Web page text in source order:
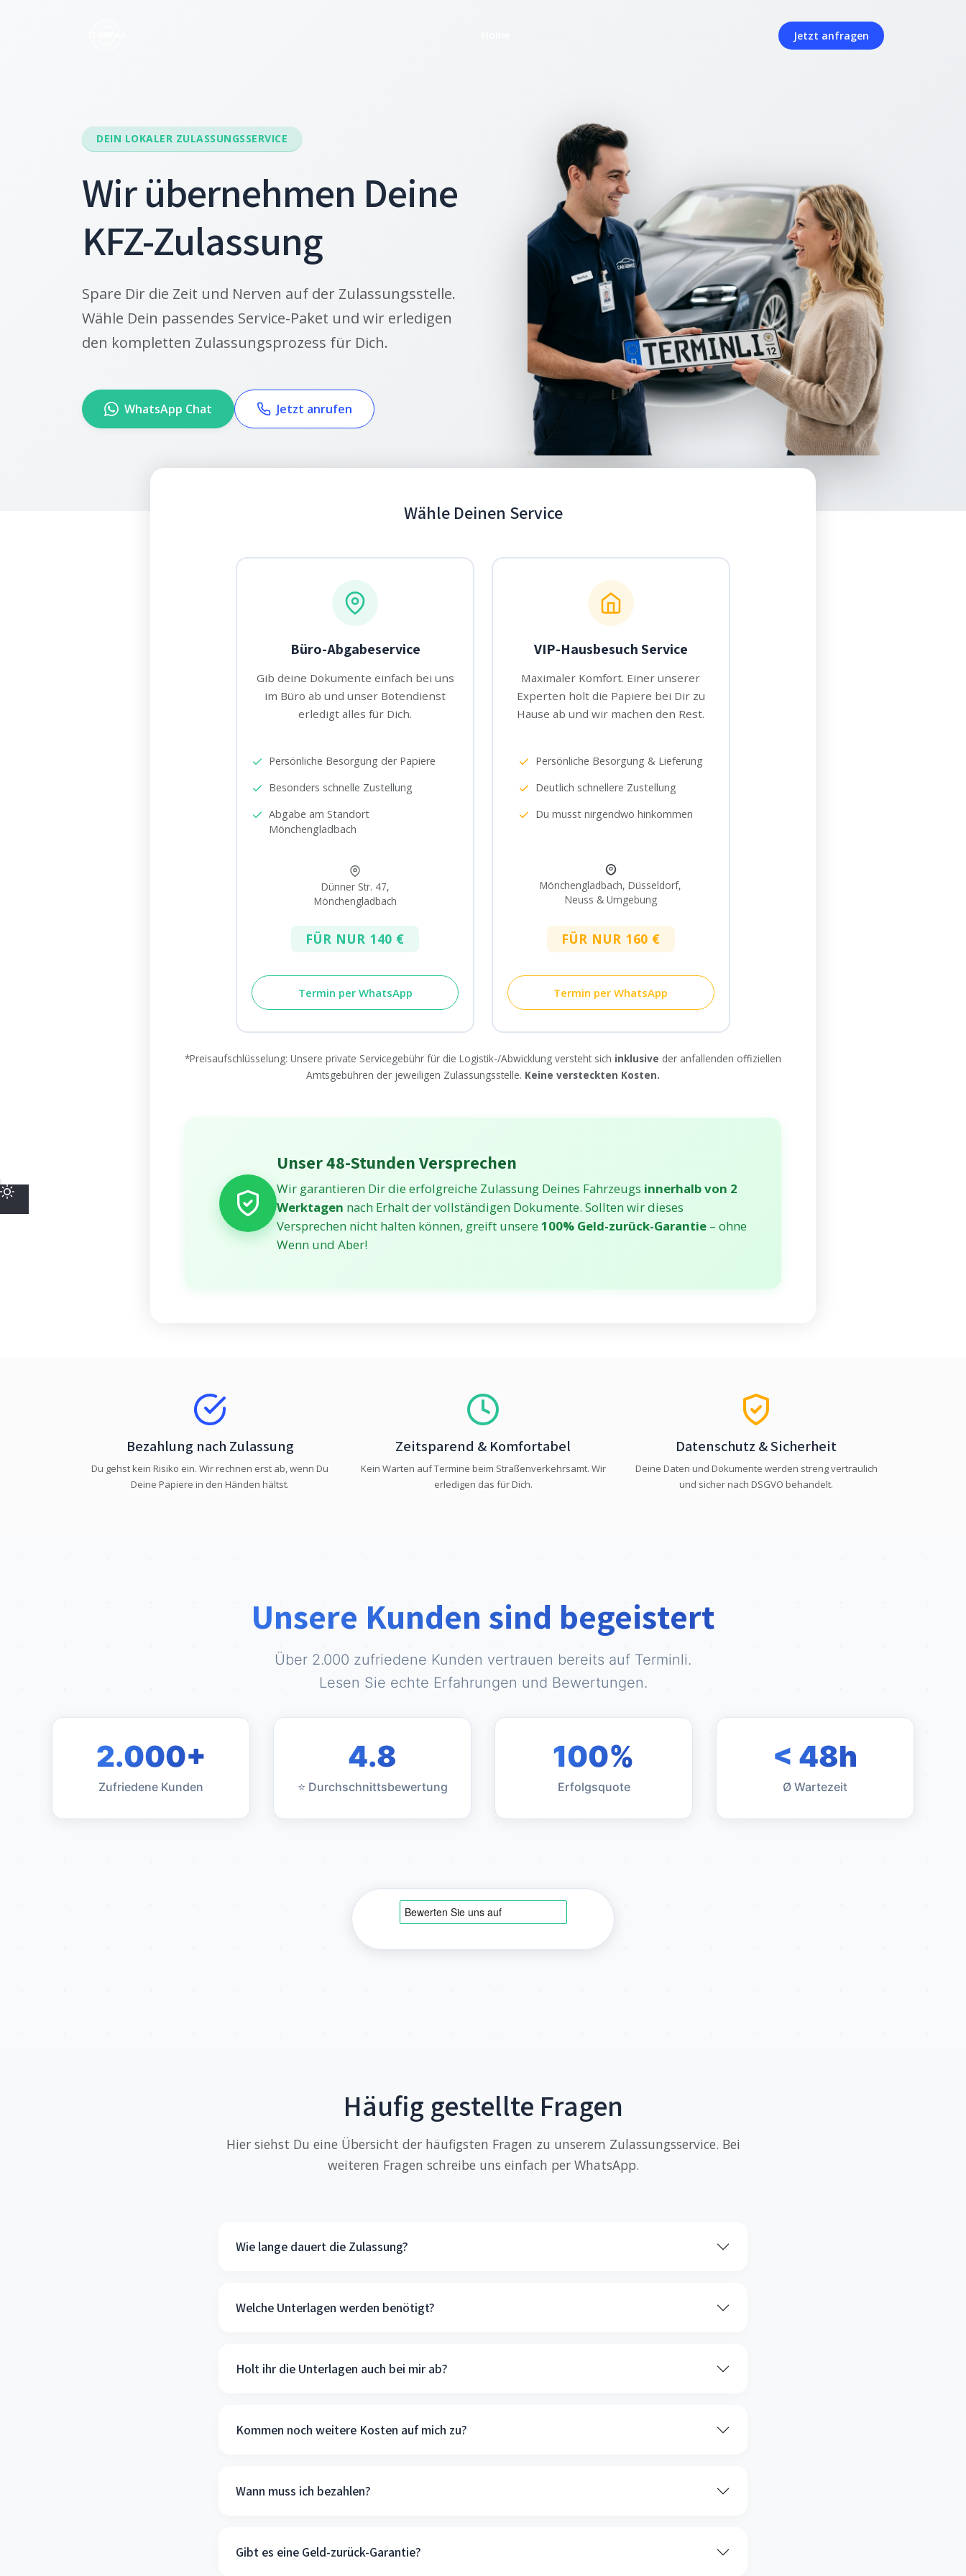
Jetzt anfragen
DEIN LOKALER ZULASSUNGSSERVICE
Wir übernehmen Deine
KFZ-Zulassung
Spare Dir die Zeit und Nerven auf der Zulassungsstelle.
Wähle Dein passendes Service-Paket und wir erledigen
den kompletten Zulassungsprozess für Dich.
WhatsApp Chat Jetzt anrufen
Wähle Deinen Service
Büro-Abgabeservice
Gib deine Dokumente einfach bei uns
im Büro ab und unser Botendienst
erledigt alles für Dich.
Persönliche Besorgung der Papiere
Besonders schnelle Zustellung
Abgabe am Standort
Mönchengladbach
Dünner Str. 47,
Mönchengladbach
FÜR NUR 140 €
Termin per WhatsApp
VIP-Hausbesuch Service
Maximaler Komfort. Einer unserer
Experten holt die Papiere bei Dir zu
Hause ab und wir machen den Rest.
Persönliche Besorgung & Lieferung
Deutlich schnellere Zustellung
Du musst nirgendwo hinkommen
Mönchengladbach, Düsseldorf,
Neuss & Umgebung
FÜR NUR 160 €
Termin per WhatsApp
*Preisaufschlüsselung: Unsere private Servicegebühr für die Logistik-/Abwicklung versteht sich inklusive der anfallenden offiziellen
Amtsgebühren der jeweiligen Zulassungsstelle. Keine versteckten Kosten.
Unser 48-Stunden Versprechen
Wir garantieren Dir die erfolgreiche Zulassung Deines Fahrzeugs innerhalb von 2
Werktagen nach Erhalt der vollständigen Dokumente. Sollten wir dieses
Versprechen nicht halten können, greift unsere100% Geld-zurück-Garantie – ohne
Wenn und Aber!
Bezahlung nach Zulassung
Du gehst kein Risiko ein. Wir rechnen erst ab, wenn Du
Deine Papiere in den Händen hältst.
Zeitsparend & Komfortabel
Kein Warten auf Termine beim Straßenverkehrsamt. Wir
erledigen das für Dich.
Datenschutz & Sicherheit
Deine Daten und Dokumente werden streng vertraulich
und sicher nach DSGVO behandelt.
Unsere Kunden sind begeistert
Über 2.000 zufriedene Kunden vertrauen bereits auf Terminli.
Lesen Sie echte Erfahrungen und Bewertungen.
2.000+
Zufriedene Kunden
4.8
⭐ Durchschnittsbewertung
100%
Erfolgsquote
< 48h
Ø Wartezeit
Häufig gestellte Fragen
Hier siehst Du eine Übersicht der häufigsten Fragen zu unserem Zulassungsservice. Bei
weiteren Fragen schreibe uns einfach per WhatsApp.
Wie lange dauert die Zulassung?
Welche Unterlagen werden benötigt?
Holt ihr die Unterlagen auch bei mir ab?
Kommen noch weitere Kosten auf mich zu?
Wann muss ich bezahlen?
Gibt es eine Geld-zurück-Garantie?